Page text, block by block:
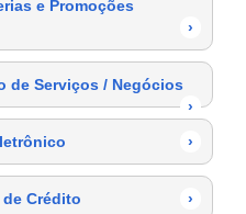
e Promoções
›
de Serviços / Negócios
›
›
Crédito ›